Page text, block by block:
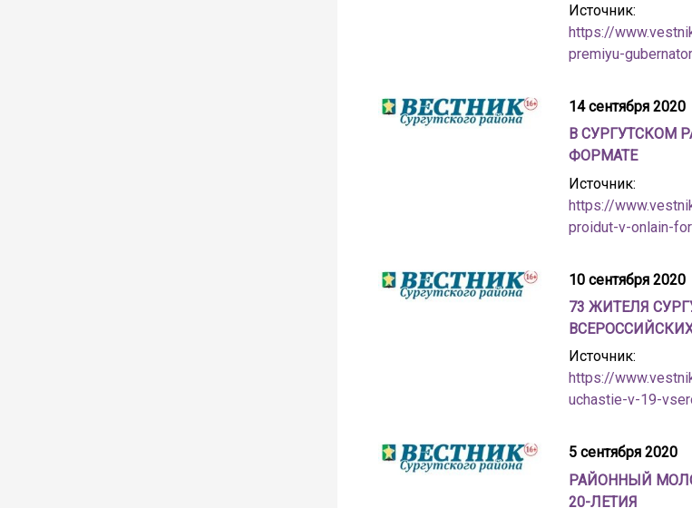
Источник:
https://
premiyu-
14 сентября 2020
В СУРГУТСКОМ
ФОРМАТЕ
Источник:
https://
proidut-v-onlain-
10 сентября 2020
73 ЖИТЕЛЯ
Источник:
https://
uchastie-v-19-
5 сентября 2020
РАЙОННЫЙ
20-ЛЕТИЯ